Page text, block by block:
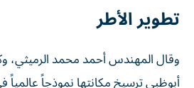
تطوير الأطر
وقال المهندس أحمد محمد الرميثي،